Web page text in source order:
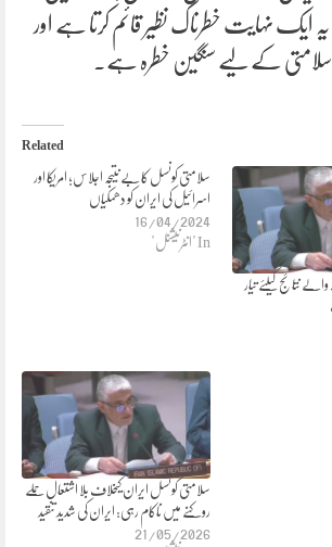
یہ ایک نہایت خطرناک نظیر قائم کرتا ہے اور
سلامتی کے لیے سنگین خطرہ ہے۔
Related
سلامتی کونسل کا بے نتیجہ اجلاس؛ امریکا اور
اسرائیل کی ایران کو دھمکیاں
16/04/2024
In "انٹرنیشنل"
نتائج کیلئے تیار
سلامتی کونسل ایران کیخلاف بلا اشتعال حملے
روکنے میں ناکام رہی: ایران کی شدید تنقید
21/05/2026